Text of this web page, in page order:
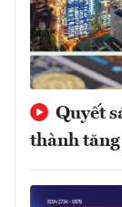
Quyết
thành